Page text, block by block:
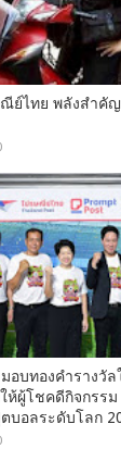
ย์ไทย พลังสำคั
อบทองคำรางวั
ห้ผู้โชคดีกิจกรร
บอลระดับโลก